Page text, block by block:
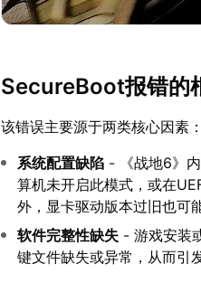
SecureBoot报错的
该错误主要源于两类核心因素：
系统配置缺陷 - 《战地6》
算机未开启此模式，或在
外，显卡驱动版本过旧也可
软件完整性缺失 - 游戏安装
键文件缺失或异常，从而引